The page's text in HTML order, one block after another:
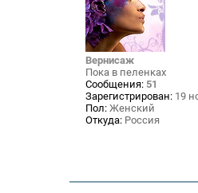
Вернисаж
Пока в пеленках
Сообщения: 51
Зарегистрирован: 19
Пол: Женский
Откуда: Россия